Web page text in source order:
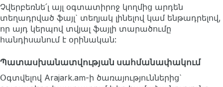
Չվերբեռնե՛լ այլ օգտատիրոջ կողմից արդեն
տեղադրված ֆայլ` տեղյակ լինելով կամ ենթադրելով,
որ այդ կերպով տվյալ ֆայլի տարածումը
հանդիսանում է օրինական:
Պատասխանատվության սահմանափակում
Օգտվելով Arajark.am-ի ծառայություններից`